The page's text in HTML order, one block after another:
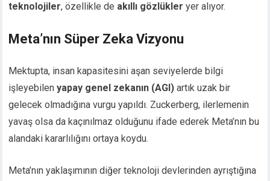
teknolojiler, özellikle de akıllı gözlükler yer alıyor.
Meta’nın Süper Zeka Vizyonu
Mektupta, insan kapasitesini aşan seviyelerde bilgi
işleyebilenyapay genel zekanın (AGI) artık uzak bir
gelecek olmadığına vurgu yapıldı. Zuckerberg, ilerlemenin
yavaş olsa da kaçınılmaz olduğunu ifade ederek Meta’nın bu
alandaki kararlılığını ortaya koydu.
Meta’nın yaklaşımının diğer teknoloji devlerinden ayrıştığına